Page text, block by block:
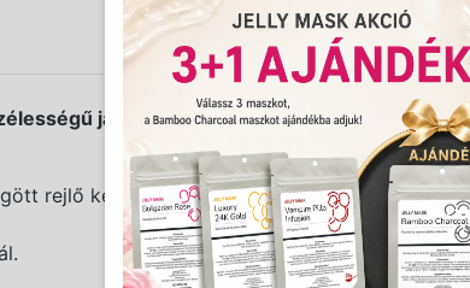
japán acélból készült DLC*/Nickel
rejlő készülék teljes hosszában